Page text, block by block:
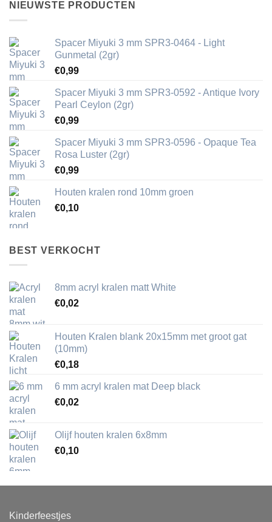
NIEUWSTE PRODUCTEN
Spacer Miyuki 3 mm SPR3-0464 - Light
Gunmetal (2gr)
€0,99
Spacer Miyuki 3 mm SPR3-0592 - Antique Ivory
Pearl Ceylon (2gr)
€0,99
Spacer Miyuki 3 mm SPR3-0596 - Opaque Tea
Rosa Luster (2gr)
€0,99
Houten kralen rond 10mm groen
€0,10
BEST VERKOCHT
8mm acryl kralen matt White
€0,02
Houten Kralen blank 20x15mm met groot gat
(10mm)
€0,18
6 mm acryl kralen mat Deep black
€0,02
Olijf houten kralen 6x8mm
€0,10
Kinderfeestjes